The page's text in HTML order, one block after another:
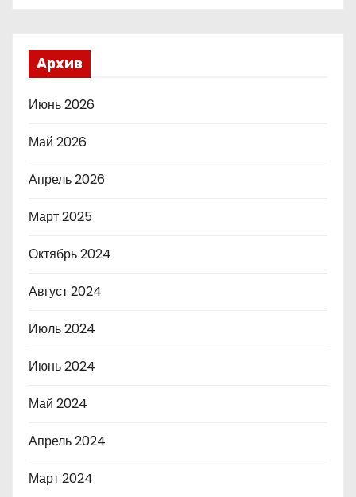
Архив
Июнь 2026
Май 2026
Апрель 2026
Март 2025
Октябрь 2024
Август 2024
Июль 2024
Июнь 2024
Май 2024
Апрель 2024
Март 2024